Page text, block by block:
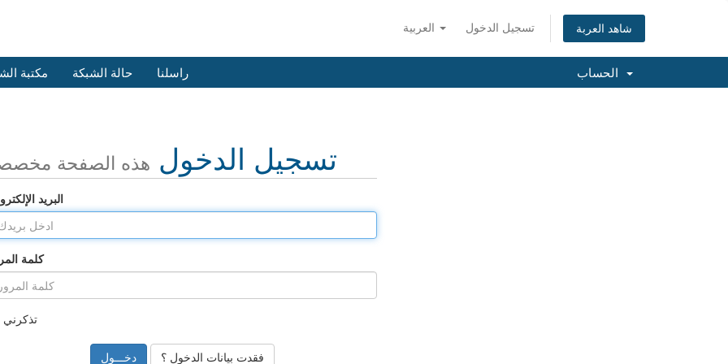
تسجيل الدخول شاهد العربة
مكتبة حالة الشبكة راسلنا
تسجيل الدخول هذه الصفحة
البريد
كلمة
تذكرني
فقدت بيانات الدخول ؟